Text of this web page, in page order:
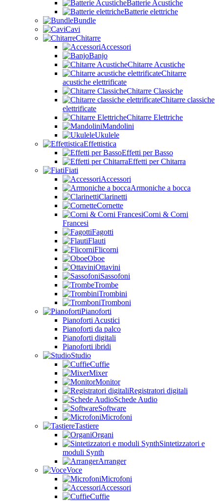
Batterie Acustiche
Batterie elettriche
Bundle
Cavi
Chitarre
Accessori
Banjo
Chitarre Acustiche
Chitarre
acustiche elettrificate
Chitarre Classiche
Chitarre classiche
elettrificate
Chitarre Elettriche
Mandolini
Ukulele
Effettistica
Effetti per Basso
Effetti per Chitarra
Fiati
Accessori
Armoniche a bocca
Clarinetti
Cornette
Corni & Corni
Francesi
Fagotti
Flauti
Flicorni
Oboe
Ottavini
Sassofoni
Trombe
Trombini
Tromboni
Pianoforti
Pianoforti Acustici
Pianoforti da palco
Pianoforti digitali
Pianoforti ibridi
Studio
Cuffie
Mixer
Monitor
Registratori digitali
Schede Audio
Software
Microfoni
Tastiere
Organi
Sintetizzatori e
moduli Synth
Arranger
Voce
Microfoni
Accessori
Cuffie